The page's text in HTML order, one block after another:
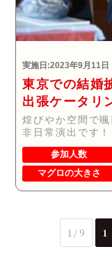
実施日:2023年9月11日
東京での結婚
出張ケータリ
煌びやか空間で
非日常演出です
合...
参加人数
マグロの大きさ
1 / 9 1